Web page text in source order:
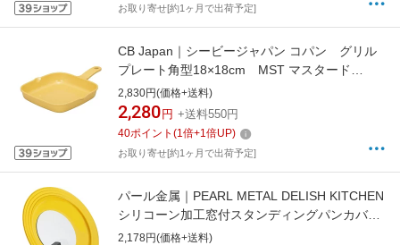
お取り寄せ[約1ヶ月で出荷予定]
CB Japan｜シービージャパン コパン グリル
プレート角型18×18cm MST マスタード
87344
2,830円(価格+送料)
2,280 円 +送料550円
40ポイント (1倍+1倍UP)
お取り寄せ[約1ヶ月で出荷予定]
パール金属｜PEARL METAL DELISH KITCHEN
シリコーン加工窓付スタンディングパンカバー
24〜28cm用 イエロー イエロー HB-4239
2,178円(価格+送料)